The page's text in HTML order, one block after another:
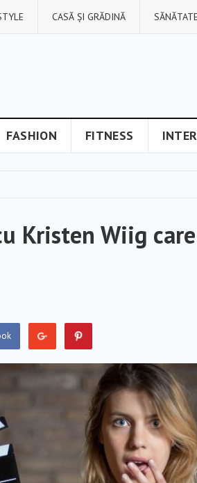
CASĂ ȘI GRĂDINĂ
FASHION FITNESS
Kristen Wiig